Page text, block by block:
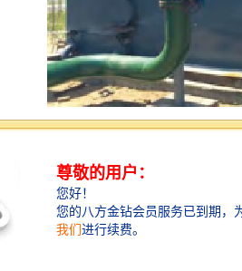
1、宾馆、饭店、疗养院、医院
2、住宅小区、村庄、集镇；
3、车站、飞机场、海港码头、